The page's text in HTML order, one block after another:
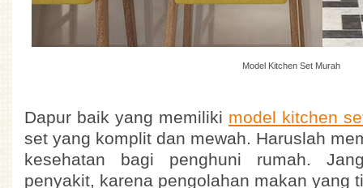
Model Kitchen Set Murah
Dapur baik yang memiliki model kitchen
set yang komplit dan mewah. Haruslah
kesehatan bagi penghuni rumah.
penyakit, karena pengolahan makan yang